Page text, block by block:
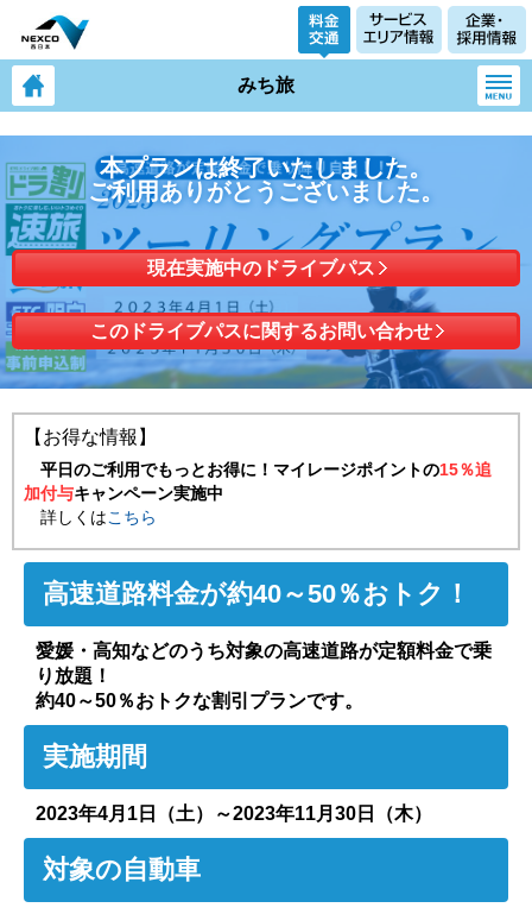
みち旅
本プランは終了いたしました。
ご利用ありがとうございました。
現在実施中のドライブパス
このドライブパスに関するお問い合わせ
【お得な情報】
平日のご利用でもっとお得に！マイレージポイントの15％追
加付与キャンペーン実施中
詳しくはこちら
高速道路料金が約40～50％おトク！
愛媛・高知などのうち対象の高速道路が定額料金で乗
り放題！
約40～50％おトクな割引プランです。
実施期間
2023年4月1日（土）～2023年11月30日（木）
対象の自動車